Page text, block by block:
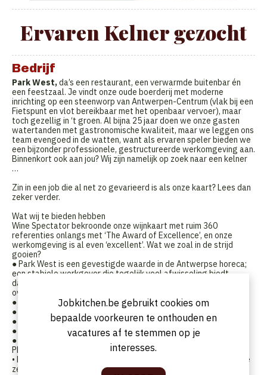
Ervaren Kelner gezocht
Bedrijf
Park West,da’s een restaurant, een verwarmde buitenbar én
een feestzaal. Je vindt onze oude boerderij met moderne
inrichting op een steenworp van Antwerpen-Centrum (vlak bij een
Fietspunt en vlot bereikbaar met het openbaar vervoer), maar
toch gezellig in ‘t groen. Al bijna 25 jaar doen we onze gasten
watertanden met gastronomische kwaliteit, maar we leggen ons
team evengoed in de watten, want als ervaren speler bieden we
een bijzonder professionele, gestructureerde werkomgeving aan.
Binnenkort ook aan jou? Wij zijn namelijk op zoek naar een kelner
…
Zin in een job die al net zo gevarieerd is als onze kaart? Lees dan
zeker verder.
Wat wij te bieden hebben
Wine Spectator bekroonde onze wijnkaart met ruim 360
referenties onlangs met ‘The Award of Excellence’, en onze
werkomgeving is al even ‘excellent’. Wat we zoal in de strijd
gooien?
● Park West is een gevestigde waarde in de Antwerpse horeca;
een stabiele werkgever die tegelijk veel afwisseling biedt,
dankzij de combinatie van een restaurant, een feestzaal en een
overdekte buitenbar
● Een collegiale werksfeer
● Een aantrekkelijk salaris
● Restaurantkorting binnen de Park West Groep
● Elke werkdag een gezonde maaltijd.
● Kortingen op tal van merken – van Zalando tot Expedia en van
Philips tot de Efteling – via Benefits at Work
• En of je 4 of 5 dagen per week het dienblad oppakt? Dat kies je
zelf.
Jobkitchen.be gebruikt cookies om
bepaalde voorkeuren te onthouden en
vacatures af te stemmen op je
interesses.